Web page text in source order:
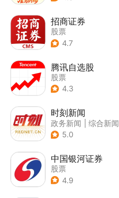
招商证券
股票
4.7
腾讯自选股
股票
4.3
时刻新闻
政务新闻
综合新闻
5.0
中国银河证券
股票
4.9